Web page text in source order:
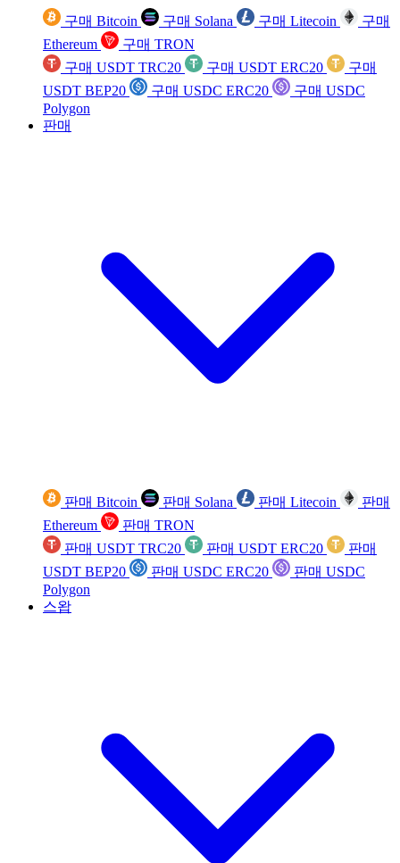
구매 Bitcoin 구매 Solana 구매 Litecoin
구매
Ethereum
구매 TRON
구매 USDT TRC20
구매 USDT ERC20
구매
USDT BEP20
구매 USDC ERC20
구매 USDC
Polygon
판매
판매 Bitcoin 판매 Solana 판매 Litecoin
판매
Ethereum
판매 TRON
판매 USDT TRC20
판매 USDT ERC20
판매
USDT BEP20
판매 USDC ERC20
판매 USDC
Polygon
스왑